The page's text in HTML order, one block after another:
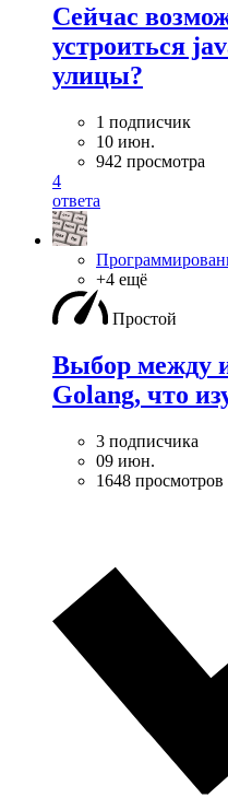
Сейчас
устроиться
улицы?
1 подписчик
10 июн.
942 просмотра
4
ответа
+4 ещё
Простой
Выбор между
Golang, что
3 подписчика
09 июн.
1648 просмотров